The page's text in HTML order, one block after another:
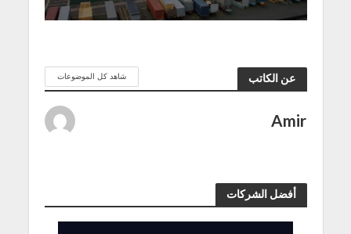
عن الكاتب شاهد كل الموضوعات
Amir
أفضل الشركات